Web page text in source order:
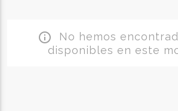
info_outline No hemos
disponibles en este